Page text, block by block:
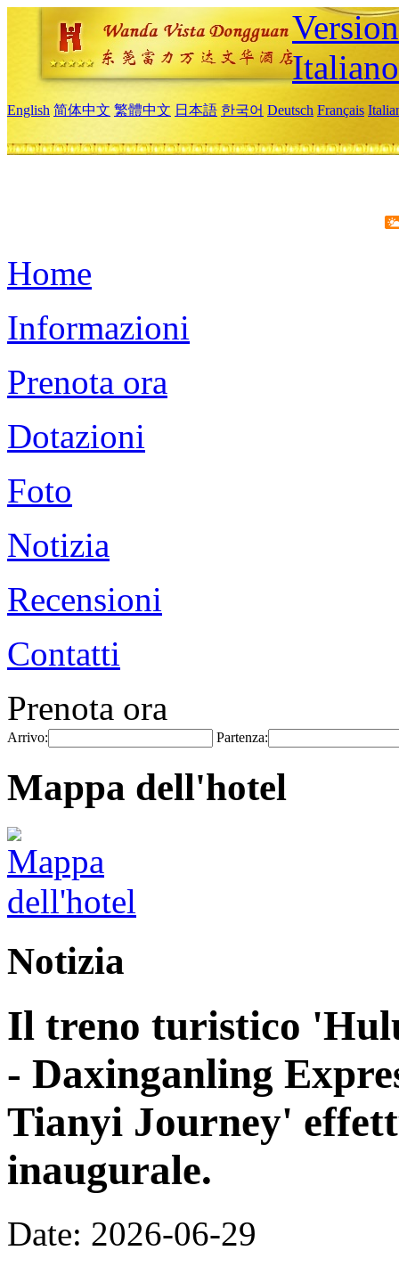
Italiano
English 简体中文 繁體中文 日本語 한국어 Deutsch Français
Home
Informazioni
Prenota ora
Dotazioni
Foto
Notizia
Recensioni
Contatti
Prenota ora
Arrivo: Partenza:
Mappa dell'hotel
Notizia
Il treno turistico
- Daxinganling
Tianyi Journey'
inaugurale.
Date: 2026-06-29